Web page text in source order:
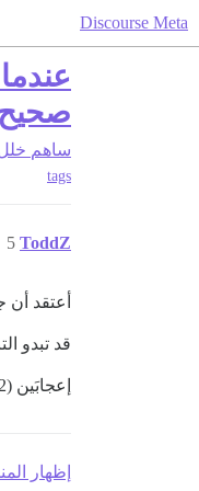
Discourse Meta
صحيح
ساهم
tags
ToddZ
5
أعتقد
قد تبدو
إعجابَين (2)
إظهار